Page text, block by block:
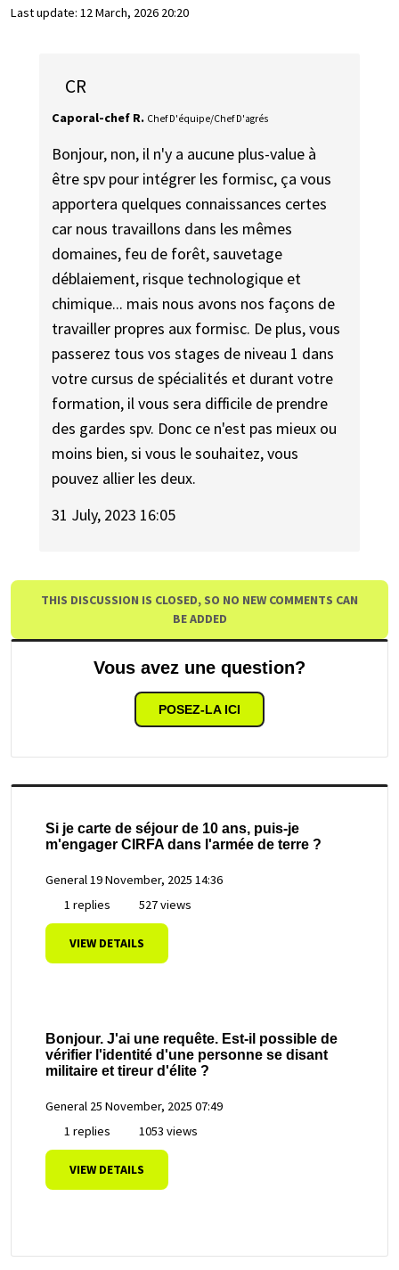
Last update: 12 March, 2026 20:20
CR
Caporal-chef R. Chef D'équipe/Chef D'agrés
Bonjour, non, il n'y a aucune plus-value à
être spv pour intégrer les formisc, ça vous
apportera quelques connaissances certes
car nous travaillons dans les mêmes
domaines, feu de forêt, sauvetage
déblaiement, risque technologique et
chimique... mais nous avons nos façons de
travailler propres aux formisc. De plus, vous
passerez tous vos stages de niveau 1 dans
votre cursus de spécialités et durant votre
formation, il vous sera difficile de prendre
des gardes spv. Donc ce n'est pas mieux ou
moins bien, si vous le souhaitez, vous
pouvez allier les deux.
31 July, 2023 16:05
THIS DISCUSSION IS CLOSED, SO NO NEW COMMENTS CAN
BE ADDED
Vous avez une question?
POSEZ-LA ICI
Si je carte de séjour de 10 ans, puis-je
m'engager CIRFA dans l'armée de terre ?
General19 November, 2025 14:36
1 replies
527 views
VIEW DETAILS
Bonjour. J'ai une requête. Est-il possible de
vérifier l'identité d'une personne se disant
militaire et tireur d'élite ?
General 25 November, 2025 07:49
1 replies
1053 views
VIEW DETAILS